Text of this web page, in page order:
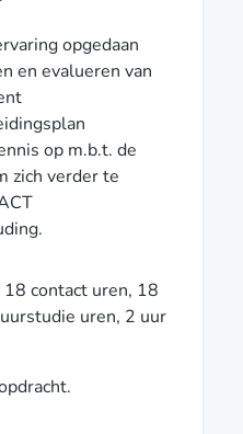
opgedaan
en evalueren van
op m.b.t. de
zich verder te
contact uren, 18
uren, 2 uur